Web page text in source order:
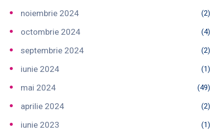
noiembrie 2024 (2)
octombrie 2024 (4)
septembrie 2024 (2)
iunie 2024 (1)
mai 2024 (49)
aprilie 2024 (2)
iunie 2023 (1)